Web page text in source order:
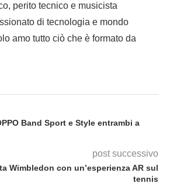
perito tecnico e musicista
di tecnologia e mondo
amo tutto ciò che è formato da
Band Sport e Style entrambi a
post successivo
Wimbledon con un’esperienza AR sul
tennis